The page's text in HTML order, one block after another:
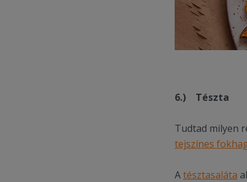
6.) Tészta
Tudtad milyen
tejszínes
Atésztasaláta